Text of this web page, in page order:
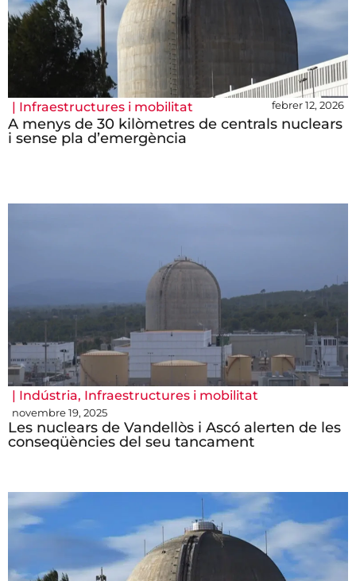
| Infraestructures i mobilitat febrer 12, 2026
A menys de 30 kilòmetres de centrals nuclears
i sense pla d’emergència
| Indústria, Infraestructures i mobilitat
novembre 19, 2025
Les nuclears de Vandellòs i Ascó alerten de les
conseqüències del seu tancament